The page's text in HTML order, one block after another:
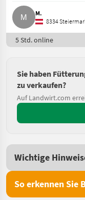
M.
8334
5 Std. online
Sie haben
zu verkaufen?
Auf Landwirt.com
Wichtige
So erkennen Sie